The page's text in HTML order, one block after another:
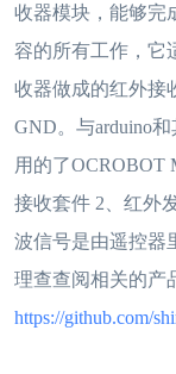
收器模块，能够完
容的所有工作，它
收器做成的红外接
GND。与arduino
用的了OCROBOT
接收套件 2、红外
波信号是由遥控器
理查查阅相关的产
https://github.com/